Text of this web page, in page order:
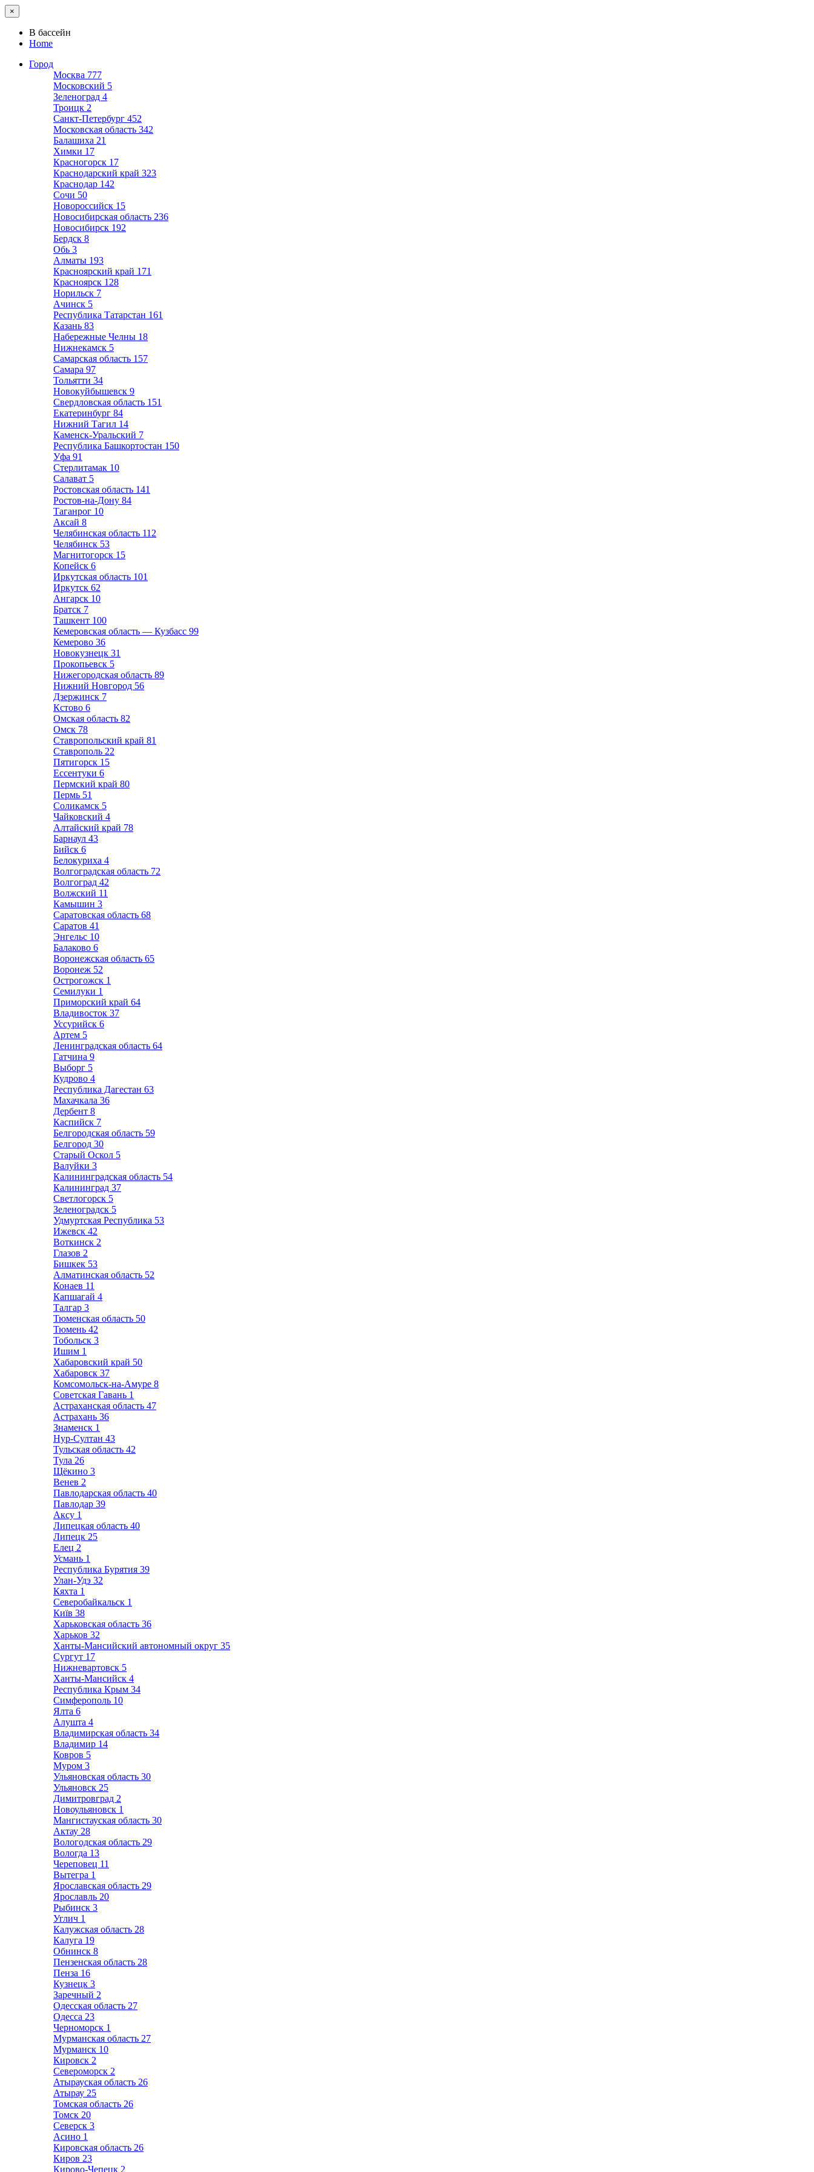
×
В бассейн
Home
Город
Москва 777
Московский 5
Зеленоград 4
Троицк 2
Санкт-Петербург 452
Московская область 342
Балашиха 21
Химки 17
Красногорск 17
Краснодарский край 323
Краснодар 142
Сочи 50
Новороссийск 15
Новосибирская область 236
Новосибирск 192
Бердск 8
Обь 3
Алматы 193
Красноярский край 171
Красноярск 128
Норильск 7
Ачинск 5
Республика Татарстан 161
Казань 83
Набережные Челны 18
Нижнекамск 5
Самарская область 157
Самара 97
Тольятти 34
Новокуйбышевск 9
Свердловская область 151
Екатеринбург 84
Нижний Тагил 14
Каменск-Уральский 7
Республика Башкортостан 150
Уфа 91
Стерлитамак 10
Салават 5
Ростовская область 141
Ростов-на-Дону 84
Таганрог 10
Аксай 8
Челябинская область 112
Челябинск 53
Магнитогорск 15
Копейск 6
Иркутская область 101
Иркутск 62
Ангарск 10
Братск 7
Ташкент 100
Кемеровская область — Кузбасс 99
Кемерово 36
Новокузнецк 31
Прокопьевск 5
Нижегородская область 89
Нижний Новгород 56
Дзержинск 7
Кстово 6
Омская область 82
Омск 78
Ставропольский край 81
Ставрополь 22
Пятигорск 15
Ессентуки 6
Пермский край 80
Пермь 51
Соликамск 5
Чайковский 4
Алтайский край 78
Барнаул 43
Бийск 6
Белокуриха 4
Волгоградская область 72
Волгоград 42
Волжский 11
Камышин 3
Саратовская область 68
Саратов 41
Энгельс 10
Балаково 6
Воронежская область 65
Воронеж 52
Острогожск 1
Семилуки 1
Приморский край 64
Владивосток 37
Уссурийск 6
Артем 5
Ленинградская область 64
Гатчина 9
Выборг 5
Кудрово 4
Республика Дагестан 63
Махачкала 36
Дербент 8
Каспийск 7
Белгородская область 59
Белгород 30
Старый Оскол 5
Валуйки 3
Калининградская область 54
Калининград 37
Светлогорск 5
Зеленоградск 5
Удмуртская Республика 53
Ижевск 42
Воткинск 2
Глазов 2
Бишкек 53
Алматинская область 52
Конаев 11
Капшагай 4
Талгар 3
Тюменская область 50
Тюмень 42
Тобольск 3
Ишим 1
Хабаровский край 50
Хабаровск 37
Комсомольск-на-Амуре 8
Советская Гавань 1
Астраханская область 47
Астрахань 36
Знаменск 1
Нур-Султан 43
Тульская область 42
Тула 26
Щёкино 3
Венев 2
Павлодарская область 40
Павлодар 39
Аксу 1
Липецкая область 40
Липецк 25
Елец 2
Усмань 1
Республика Бурятия 39
Улан-Удэ 32
Кяхта 1
Северобайкальск 1
Київ 38
Харьковская область 36
Харьков 32
Ханты-Мансийский автономный округ 35
Сургут 17
Нижневартовск 5
Ханты-Мансийск 4
Республика Крым 34
Симферополь 10
Ялта 6
Алушта 4
Владимирская область 34
Владимир 14
Ковров 5
Муром 3
Ульяновская область 30
Ульяновск 25
Димитровград 2
Новоульяновск 1
Мангистауская область 30
Актау 28
Вологодская область 29
Вологда 13
Череповец 11
Вытегра 1
Ярославская область 29
Ярославль 20
Рыбинск 3
Углич 1
Калужская область 28
Калуга 19
Обнинск 8
Пензенская область 28
Пенза 16
Кузнецк 3
Заречный 2
Одесская область 27
Одесса 23
Черноморск 1
Мурманская область 27
Мурманск 10
Кировск 2
Североморск 2
Атырауская область 26
Атырау 25
Томская область 26
Томск 20
Северск 3
Асино 1
Кировская область 26
Киров 23
Кирово-Чепецк 2